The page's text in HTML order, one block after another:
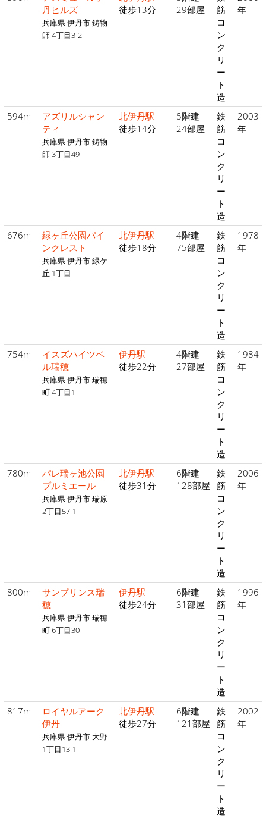
丹ヒルズ
兵庫県 伊丹市 鋳物
師 4丁目3-2
徒歩13分
29部屋
筋
コ
ン
ク
リ
ー
ト
造
年
594m
アズリルシャン
ティ
兵庫県 伊丹市 鋳物
師 3丁目49
北伊丹駅
徒歩14分
5階建
24部屋
鉄
筋
コ
ン
ク
リ
ー
ト
造
2003
年
676m
緑ヶ丘公園パイ
ンクレスト
兵庫県 伊丹市 緑ケ
丘 1丁目
北伊丹駅
徒歩18分
4階建
75部屋
鉄
筋
コ
ン
ク
リ
ー
ト
造
1978
年
754m
イスズハイツベ
ル瑞穂
兵庫県 伊丹市 瑞穂
町 4丁目1
伊丹駅
徒歩22分
4階建
27部屋
鉄
筋
コ
ン
ク
リ
ー
ト
造
1984
年
780m
パレ瑞ヶ池公園
プルミエール
兵庫県 伊丹市 瑞原
2丁目57-1
北伊丹駅
徒歩31分
6階建
128部屋
鉄
筋
コ
ン
ク
リ
ー
ト
造
2006
年
800m
サンプリンス瑞
穂
兵庫県 伊丹市 瑞穂
町 6丁目30
伊丹駅
徒歩24分
6階建
31部屋
鉄
筋
コ
ン
ク
リ
ー
ト
造
1996
年
817m
ロイヤルアーク
伊丹
兵庫県 伊丹市 大野
1丁目13-1
北伊丹駅
徒歩27分
6階建
121部屋
鉄
筋
コ
ン
ク
リ
ー
ト
造
2002
年